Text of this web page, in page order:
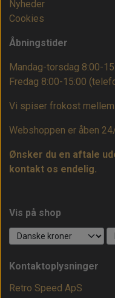
Nyheder
Cookies
Åbningstider
Mandag-torsdag 8:00-
Fredag 8:00-15:00
Vi spiser frokost mellem
Webshoppen er åben
Ønsker du en aftale
kontakt os endelig.
Vis på shop
Kontaktoplysninger
Retro Speed ApS